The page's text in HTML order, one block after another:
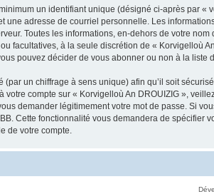
un identifiant unique (désigné ci-après par «
une adresse de courriel personnelle. Les
Toutes les informations, en-dehors de votre
facultatives, à la seule discrétion de « Korvigelloù
pouvez décider de vous abonner ou non à la
(par un chiffrage à sens unique) afin qu’il soit
votre compte sur « Korvigelloù An DROUIZIG »,
demander légitimement votre mot de passe. Si
Cette fonctionnalité vous demandera de spécifier
de votre compte.